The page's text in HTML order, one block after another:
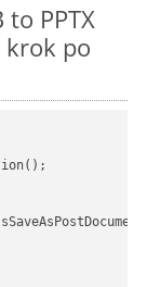
PPTX
krok po